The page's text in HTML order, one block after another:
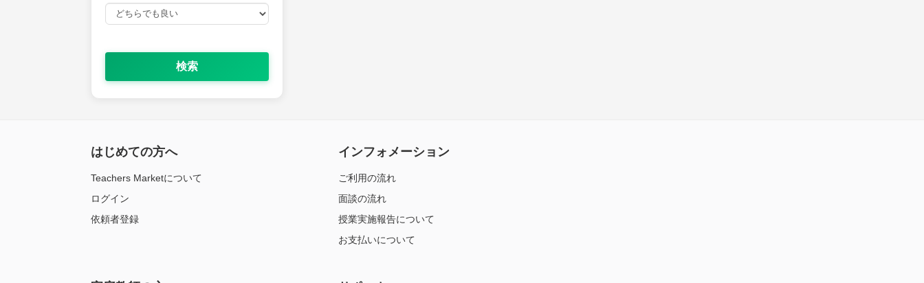
検索
はじめての方へ
Teachers Marketについて
ログイン
依頼者登録
インフォメーション
ご利用の流れ
面談の流れ
授業実施報告について
お支払いについて